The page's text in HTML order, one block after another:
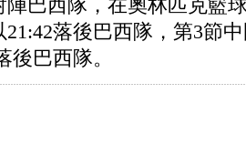
巴西隊，在奧林匹克籃
落後巴西隊，第3節
後巴西隊。